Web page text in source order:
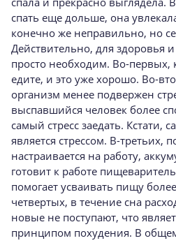
спать еще дольше, она
конечно же неправильно, но
Действительно, для здоровья
просто необходим. Во-первых,
едите, и это уже хорошо. Во-
организм менее подвержен
выспавшийся человек более
самый стресс заедать. Кстати,
является стрессом. В-третьих,
настраивается на работу,
готовит к работе
помогает усваивать пищу
четвертых, в течение сна
новые не поступают, что
принципом похудения. В